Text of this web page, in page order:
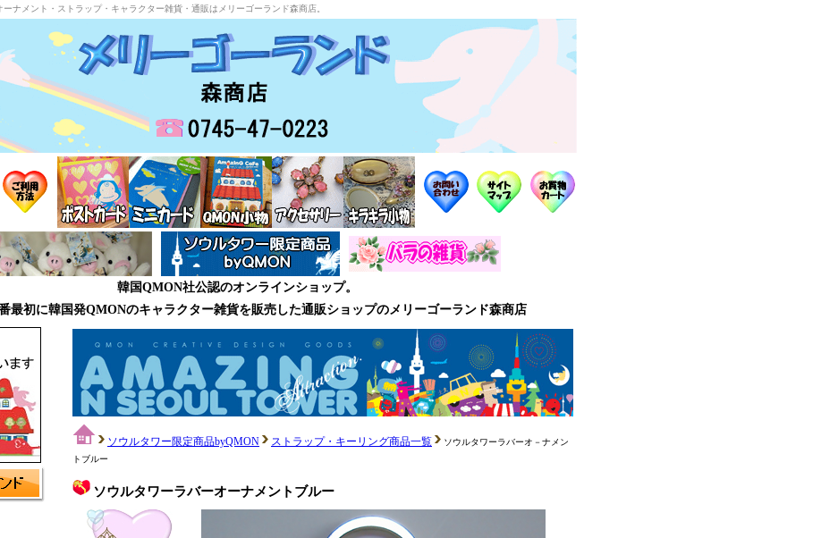
ナメント・ストラップ・キャラクター雑貨・通販はメリーゴーランド森商店。
韓国QMON社公認のオンラインショップ。
最初に韓国発QMONのキャラクター雑貨を販売した通販ショップのメリーゴーランド森商店
ソウルタワー限定商品byQMON ストラップ・キーリング商品一覧
ソウルタワーラバーオ－ナメン
トブルー
ソウルタワーラバーオーナメントブルー